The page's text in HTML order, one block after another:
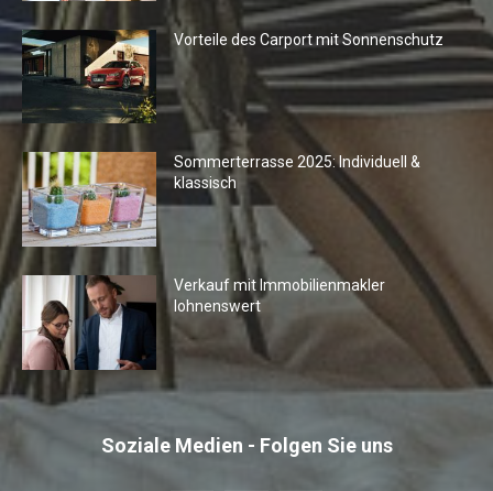
Vorteile des Carport mit Sonnenschutz
Sommerterrasse 2025: Individuell &
klassisch
Verkauf mit Immobilienmakler
lohnenswert
Soziale Medien - Folgen Sie uns